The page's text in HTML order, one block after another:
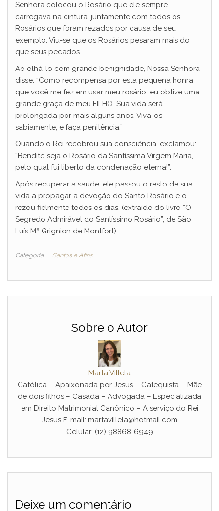
Senhora colocou o Rosário que ele sempre
carregava na cintura, juntamente com todos os
Rosários que foram rezados por causa de seu
exemplo. Viu-se que os Rosários pesaram mais do
que seus pecados.
Ao olhá-lo com grande benignidade, Nossa Senhora
disse: “Como recompensa por esta pequena honra
que você me fez em usar meu rosário, eu obtive uma
grande graça de meu FILHO. Sua vida será
prolongada por mais alguns anos. Viva-os
sabiamente, e faça penitência.”
Quando o Rei recobrou sua consciência, exclamou:
“Bendito seja o Rosário da Santíssima Virgem Maria,
pelo qual fui liberto da condenação eterna!”.
Após recuperar a saúde, ele passou o resto de sua
vida a propagar a devoção do Santo Rosário e o
rezou fielmente todos os dias. (extraído do livro “O
Segredo Admirável do Santíssimo Rosário”, de São
Luís Mª Grignion de Montfort)
Categoria Santos e Afins
Sobre o Autor
Marta Villela
Católica – Apaixonada por Jesus – Catequista – Mãe
de dois filhos – Casada – Advogada – Especializada
em Direito Matrimonial Canônico – A serviço do Rei
Jesus E-mail: martavillela@hotmail.com
Celular: (12) 98868-6949
Deixe um comentário